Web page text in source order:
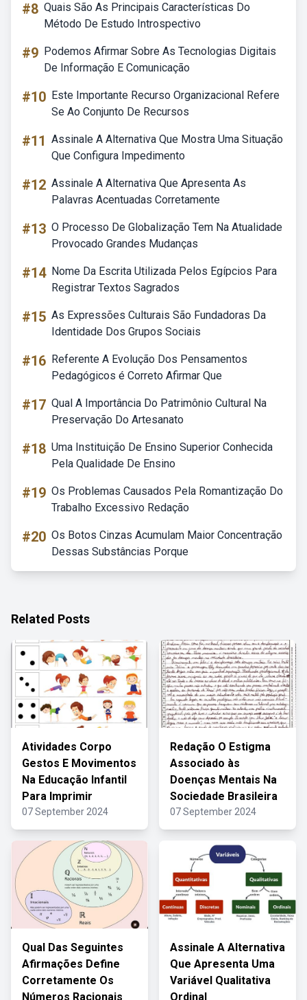
#8 Quais São As Principais Características Do
Método De Estudo Introspectivo
#9 Podemos Afirmar Sobre As Tecnologias Digitais
De Informação E Comunicação
#10 Este Importante Recurso Organizacional Refere
Se Ao Conjunto De Recursos
#11 Assinale A Alternativa Que Mostra Uma Situação
Que Configura Impedimento
#12 Assinale A Alternativa Que Apresenta As
Palavras Acentuadas Corretamente
#13 O Processo De Globalização Tem Na Atualidade
Provocado Grandes Mudanças
#14 Nome Da Escrita Utilizada Pelos Egípcios Para
Registrar Textos Sagrados
#15 As Expressões Culturais São Fundadoras Da
Identidade Dos Grupos Sociais
#16 Referente A Evolução Dos Pensamentos
Pedagógicos é Correto Afirmar Que
#17 Qual A Importância Do Patrimônio Cultural Na
Preservação Do Artesanato
#18 Uma Instituição De Ensino Superior Conhecida
Pela Qualidade De Ensino
#19 Os Problemas Causados Pela Romantização Do
Trabalho Excessivo Redação
#20 Os Botos Cinzas Acumulam Maior Concentração
Dessas Substâncias Porque
Related Posts
Atividades Corpo
Gestos E Movimentos
Na Educação Infantil
Para Imprimir
07 September 2024
Redação O Estigma
Associado às
Doenças Mentais Na
Sociedade Brasileira
07 September 2024
Qual Das Seguintes
Afirmações Define
Corretamente Os
Números Racionais
Assinale A Alternativa
Que Apresenta Uma
Variável Qualitativa
Ordinal